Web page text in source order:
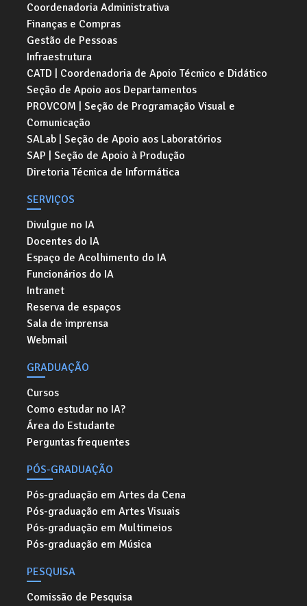
Coordenadoria Administrativa
Finanças e Compras
Gestão de Pessoas
Infraestrutura
CATD | Coordenadoria de Apoio Técnico e Didático
Seção de Apoio aos Departamentos
PROVCOM | Seção de Programação Visual e
Comunicação
SALab | Seção de Apoio aos Laboratórios
SAP | Seção de Apoio à Produção
Diretoria Técnica de Informática
SERVIÇOS
Divulgue no IA
Docentes do IA
Espaço de Acolhimento do IA
Funcionários do IA
Intranet
Reserva de espaços
Sala de imprensa
Webmail
GRADUAÇÃO
Cursos
Como estudar no IA?
Área do Estudante
Perguntas frequentes
PÓS-GRADUAÇÃO
Pós-graduação em Artes da Cena
Pós-graduação em Artes Visuais
Pós-graduação em Multimeios
Pós-graduação em Música
PESQUISA
Comissão de Pesquisa